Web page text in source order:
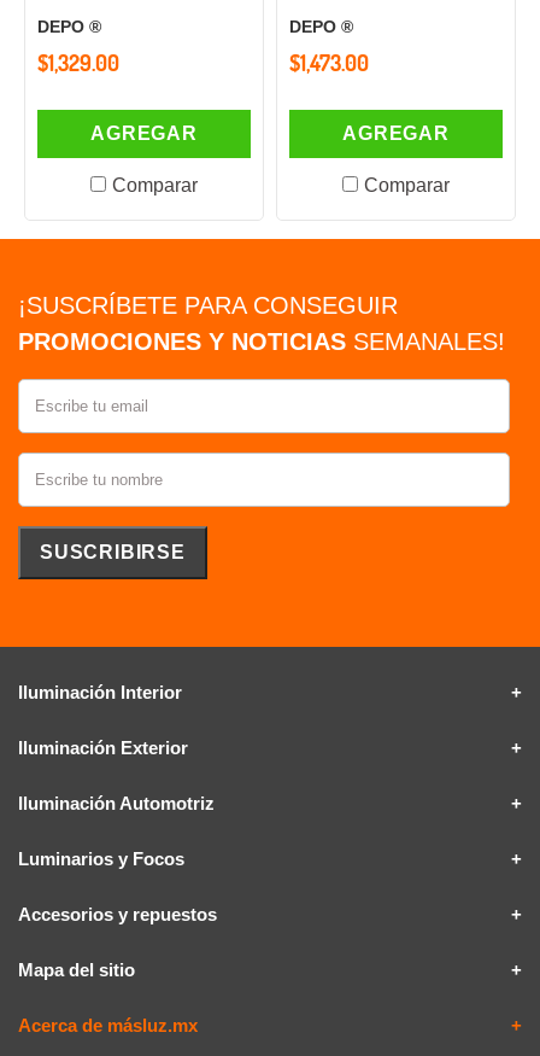
DEPO ®
$1,329.00
AGREGAR
Comparar
DEPO ®
$1,473.00
AGREGAR
Comparar
¡SUSCRÍBETE PARA CONSEGUIR
PROMOCIONES Y NOTICIAS SEMANALES!
Iluminación Interior
Iluminación Exterior
Iluminación Automotriz
Luminarios y Focos
Accesorios y repuestos
Mapa del sitio
Acerca de másluz.mx